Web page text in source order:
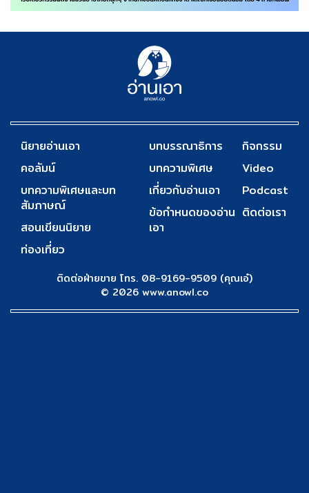
นิยายอ่านเอา
คอลัมน์
บทความพิเศษและบท
สัมภาษณ์
สอนเขียนนิยาย
ท่องเที่ยว
บทบรรณาธิการ
บทความพิเศษ
เกี่ยวกับอ่านเอา
ข้อกำหนดของอ่าน
เอา
กิจกรรม
Video
Podcast
ติดต่อเรา
ติดต่อฝ่ายขาย โทร. 08-9169-9509 (คุณเอ๋)
© 2026 www.anowl.co